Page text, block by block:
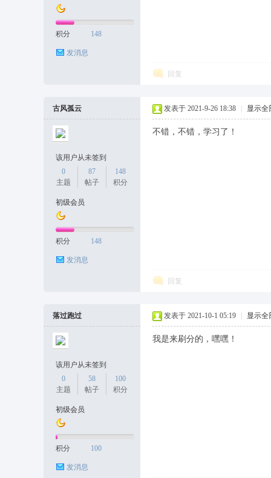
积分 148
发消息
回复
古风孤云
该用户从未签到
0
主题
87
帖子
148
积分
初级会员
积分 148
发消息
发表于 2021-9-26 18:38 显示全
不错，不错，学习了！
回复
落过跑过
该用户从未签到
0
主题
58
帖子
100
积分
初级会员
积分 100
发消息
发表于 2021-10-1 05:19 显示全
我是来刷分的，嘿嘿！